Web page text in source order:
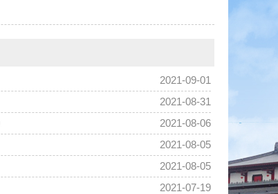
2021-09-01
2021-08-31
2021-08-06
2021-08-05
2021-08-05
2021-07-19